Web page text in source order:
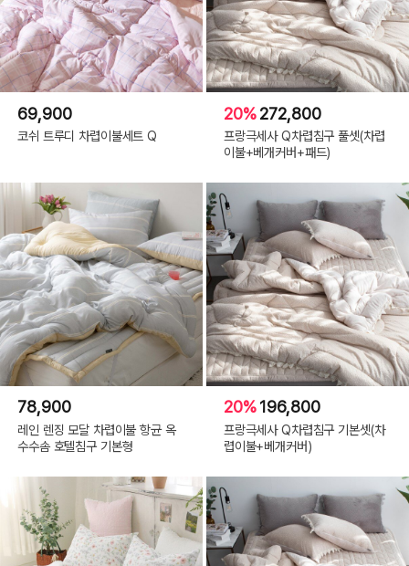
69,900
코쉬 트루디 차렵이불세트 Q
20%272,800
프랑극세사 Q차렵침구 풀셋(차렵
이불+베개커버+패드)
78,900
레인 렌징 모달 차렵이불 항균 옥
수수솜 호텔침구 기본형
20%196,800
프랑극세사 Q차렵침구 기본셋(차
렵이불+베개커버)